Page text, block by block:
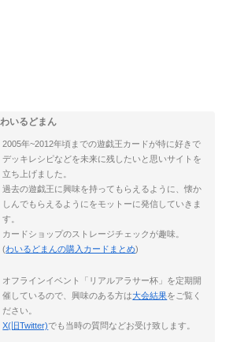
わいるどまん
2005年~2012年頃までの遊戯王カードが特に好きで
デッキレシピなどを未来に残したいと思いサイトを
立ち上げました。
過去の遊戯王に興味を持ってもらえるように、懐か
しんでもらえるようにをモットーに発信していきま
す。
カードショップのストレージチェックが趣味。
(わいるどまんの購入カードまとめ)
オフラインイベント「リアルアラサー杯」を定期開
催しているので、興味のある方は大会結果をご覧く
ださい。
X(旧Twitter)でも当時の質問などお受け致します。